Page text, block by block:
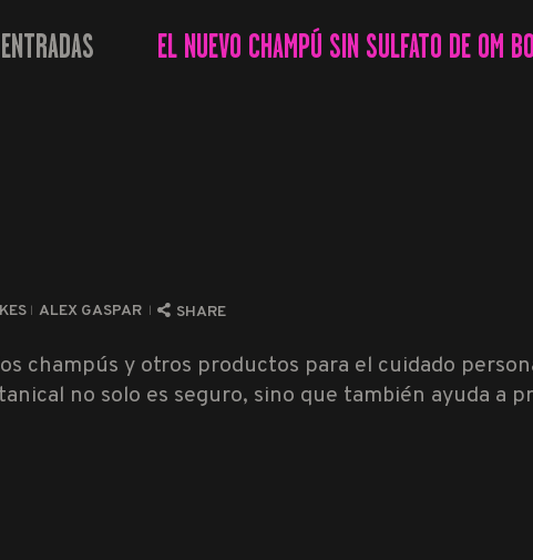
EL NUEVO CHAMPÚ SIN SULFATO DE OM
ALEX GASPAR SHARE
champús y otros productos para el cuidado
no solo es seguro, sino que también ayuda a